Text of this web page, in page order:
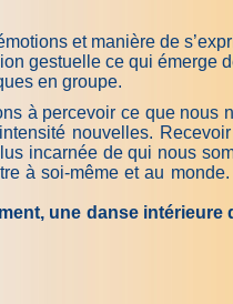
et manière de
gestuelle ce qui émerge
en groupe.
à percevoir ce que
nouvelles.
incarnée de qui nous
à soi-même et au
une danse